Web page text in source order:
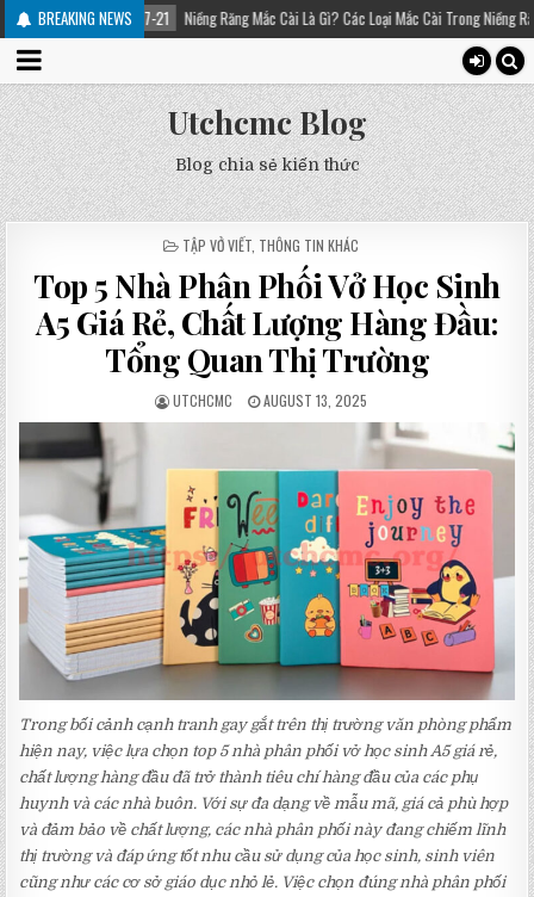
BREAKING NEWS
Niềng Răng Mắc Cài Là Gì? Các Loại Mắc Cài Trong Niềng Răng – Platinum Dental
Utchcmc Blog
Blog chia sẻ kiến thức
POSTED
TẬP VỞ VIẾT THÔNG TIN KHÁC
Top 5 Nhà Phân Phối Vở Học Sinh
A5 Giá Rẻ, Chất Lượng Hàng Đầu:
Tổng Quan Thị Trường
UTCHCMC AUGUST 13, 2025
Trong bối cảnh cạnh tranh gay gắt trên thị trường văn phòng phẩm
hiện nay, việc lựa chọn top 5 nhà phân phối vở học sinh A5 giá rẻ,
chất lượng hàng đầu đã trở thành tiêu chí hàng đầu của các phụ
huynh và các nhà buôn. Với sự đa dạng về mẫu mã, giá cả phù hợp
và đảm bảo về chất lượng, các nhà phân phối này đang chiếm lĩnh
thị trường và đáp ứng tốt nhu cầu sử dụng của học sinh, sinh viên
cũng như các cơ sở giáo dục nhỏ lẻ. Việc chọn đúng nhà phân phối